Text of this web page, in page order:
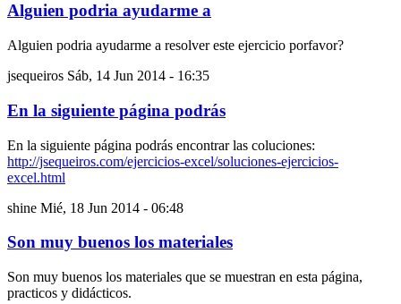
Alguien podria ayudarme a
Alguien podria ayudarme a resolver este ejercicio porfavor?
jsequeiros Sáb, 14 Jun 2014 - 16:35
En la siguiente página podrás
En la siguiente página podrás encontrar las coluciones:
http://jsequeiros.com/ejercicios-excel/soluciones-ejercicios-
excel.html
shine Mié, 18 Jun 2014 - 06:48
Son muy buenos los materiales
Son muy buenos los materiales que se muestran en esta página,
practicos y didácticos.